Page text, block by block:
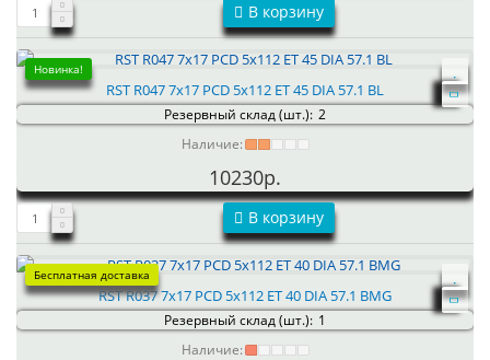
В корзину
Новинка!
RST R047 7x17 PCD 5x112 ET 45 DIA 57.1 BL
Резервный склад (шт.): 2
Наличие:
10230р.
В корзину
Бесплатная доставка
RST R037 7x17 PCD 5x112 ET 40 DIA 57.1 BMG
Резервный склад (шт.): 1
Наличие: